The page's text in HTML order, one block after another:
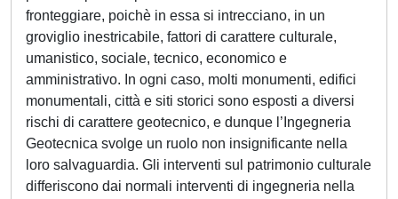
fronteggiare, poichè in essa si intrecciano, in un
groviglio inestricabile, fattori di carattere culturale,
umanistico, sociale, tecnico, economico e
amministrativo. In ogni caso, molti monumenti, edifici
monumentali, città e siti storici sono esposti a diversi
rischi di carattere geotecnico, e dunque l’Ingegneria
Geotecnica svolge un ruolo non insignificante nella
loro salvaguardia. Gli interventi sul patrimonio culturale
differiscono dai normali interventi di ingegneria nella